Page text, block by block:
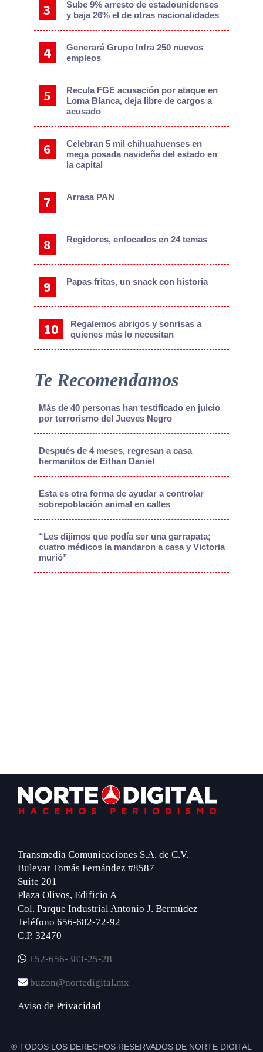
Sube 9% arresto de estadounidenses
y baja 26% el de otras nacionalidades
Generará Grupo Infra 250 nuevos
empleos
Recula FGE acusación por ataque en
Loma Blanca, deja libre de cargos a
acusado
Celebran 5 mil chihuahuenses en
mega posada navideña del estado en
la capital
Arrasa PAN
Regidores, enfocados en 24 temas
Papas fritas, un snack con historia
Regalemos abrigos y sonrisas a
quienes más lo necesitan
Te Recomendamos
Más de 40 personas han testificado en juicio
por terrorismo del Jueves Negro
Después de 4 meses, regresan a casa
hermanitos de Eithan Daniel
Esta es otra forma de ayudar a controlar
sobrepoblación animal en calles
“Les dijimos que podía ser una garrapata;
cuatro médicos la mandaron a casa y Victoria
murió”
Footer
Transmedia Comunicaciones S.A. de C.V.
Bulevar Tomás Fernández #8587
Suite 201
Plaza Olivos, Edificio A
Col. Parque Industrial Antonio J. Bermúdez
Teléfono 656-682-72-92
C.P. 32470
+52-656-383-25-28
buzon@nortedigital.mx
Aviso de Privacidad
® TODOS LOS DERECHOS RESERVADOS DE NORTE DIGITAL